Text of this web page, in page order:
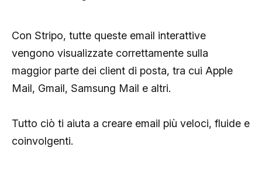
Con Stripo, tutte queste email interattive
vengono visualizzate correttamente sulla
maggior parte dei client di posta, tra cui Apple
Mail, Gmail, Samsung Mail e altri.
Tutto ciò ti aiuta a creare email più veloci, fluide e
coinvolgenti.